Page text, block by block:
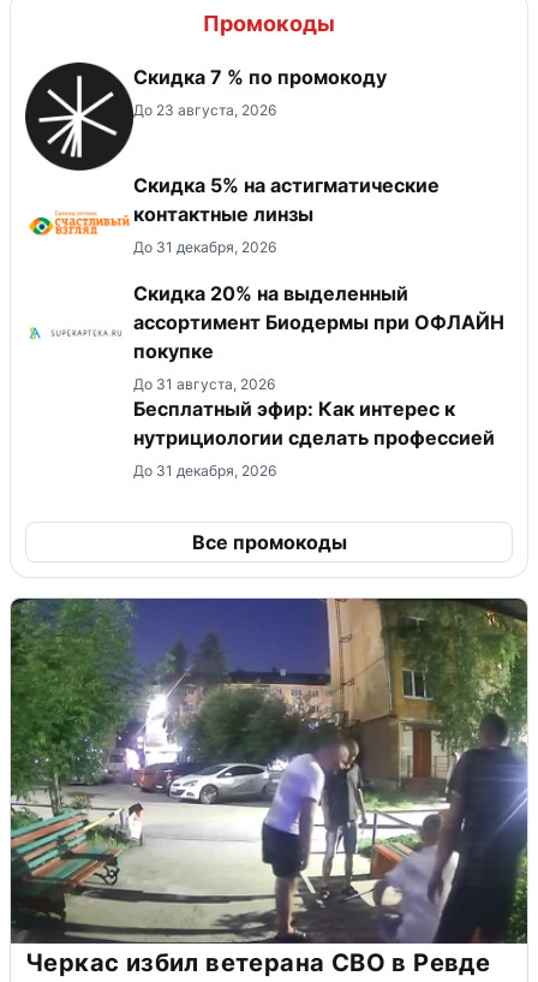
Промокоды
Скидка 7 % по промокоду
До 23 августа, 2026
Скидка 5% на астигматические
контактные линзы
До 31 декабря, 2026
Скидка 20% на выделенный
ассортимент Биодермы при ОФЛАЙН
покупке
До 31 августа, 2026
Бесплатный эфир: Как интерес к
нутрициологии сделать профессией
До 31 декабря, 2026
Все промокоды
Черкас избил ветерана СВО в Ревде